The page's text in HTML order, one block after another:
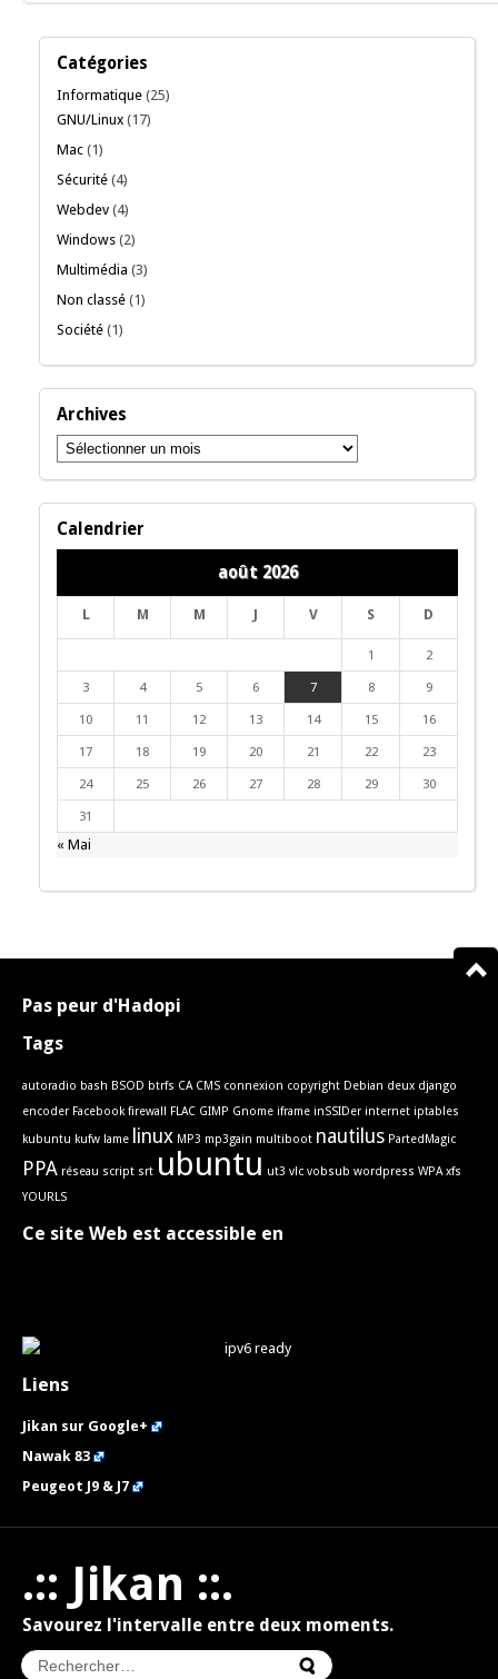
Catégories
Informatique (25)
GNU/Linux (17)
Mac (1)
Sécurité (4)
Webdev (4)
Windows (2)
Multimédia (3)
Non classé (1)
Société (1)
Archives
Archives
Calendrier
août 2026
L M M J V S D
1 2
3 4 5 6 7 8 9
10 11 12 13 14 15 16
17 18 19 20 21 22 23
24 25 26 27 28 29 30
31
« Mai
Pas peur d'Hadopi
Tags
autoradio bash BSOD btrfs CA CMS connexion copyright Debian deux django
encoder Facebook firewall FLAC GIMP Gnome iframe inSSIDer internet iptables
kubuntu kufw lame linux MP3 mp3gain multiboot nautilus PartedMagic
PPA réseau script srt ubuntu ut3 vlc vobsub wordpress WPA xfs
YOURLS
Ce site Web est accessible en
Liens
Jikan sur Google+
Nawak 83
Peugeot J9 & J7
.:: Jikan ::.
Savourez l'intervalle entre deux moments.